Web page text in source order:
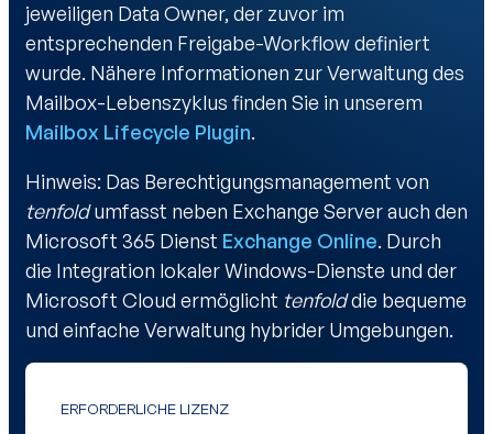
jeweiligen Data Owner, der zuvor im
entsprechenden Freigabe-Workflow definiert
wurde. Nähere Informationen zur Verwaltung des
Mailbox-Lebenszyklus finden Sie in unserem
Mailbox Lifecycle Plugin.
Hinweis: Das Berechtigungsmanagement von
tenfoldumfasst neben Exchange Server auch den
Microsoft 365 Dienst Exchange Online. Durch
die Integration lokaler Windows-Dienste und der
Microsoft Cloud ermöglicht tenfolddie bequeme
und einfache Verwaltung hybrider Umgebungen.
ERFORDERLICHE LIZENZ